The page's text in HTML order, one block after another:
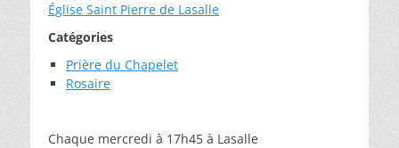
Église Saint Pierre de Lasalle
Catégories
Prière du Chapelet
Rosaire
Chaque mercredi à 17h45 à Lasalle